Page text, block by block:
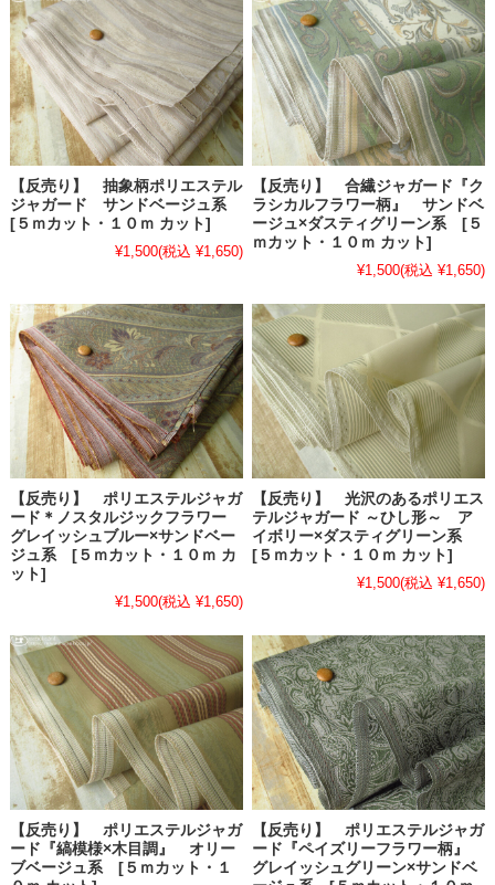
【反売り】 抽象柄ポリエステル
ジャガード サンドベージュ系
[５ｍカット・１０ｍ カット]
¥1,500(税込 ¥1,650)
【反売り】 合繊ジャガード『ク
ラシカルフラワー柄』 サンドベ
ージュ×ダスティグリーン系 [５
ｍカット・１０ｍ カット]
¥1,500(税込 ¥1,650)
【反売り】 ポリエステルジャガ
ード＊ノスタルジックフラワー
グレイッシュブルー×サンドベー
ジュ系 [５ｍカット・１０ｍ カ
ット]
¥1,500(税込 ¥1,650)
【反売り】 光沢のあるポリエス
テルジャガード ～ひし形～ ア
イボリー×ダスティグリーン系
[５ｍカット・１０ｍ カット]
¥1,500(税込 ¥1,650)
【反売り】 ポリエステルジャガ
ード『縞模様×木目調』 オリー
ブベージュ系 [５ｍカット・１
【反売り】 ポリエステルジャガ
ード『ペイズリーフラワー柄』
グレイッシュグリーン×サンドベ